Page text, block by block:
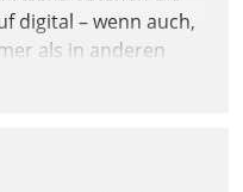
digital – wenn auch,
als in anderen